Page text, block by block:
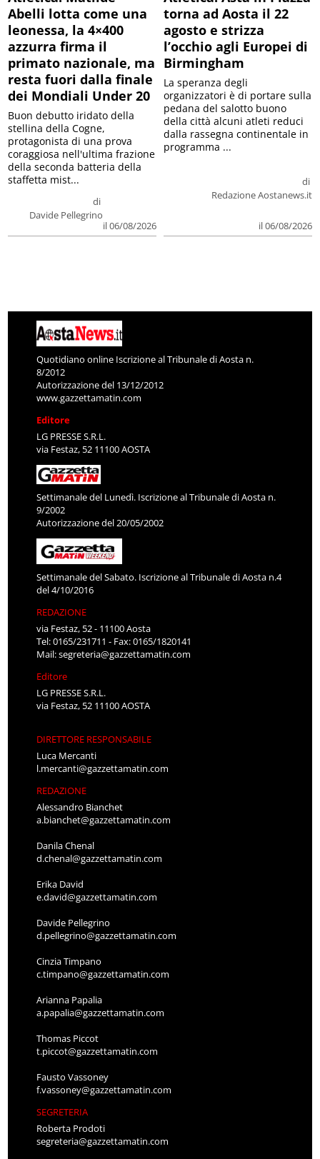
Abelli lotta come una
leonessa, la 4×400
azzurra firma il
primato nazionale, ma
resta fuori dalla finale
dei Mondiali Under 20
di
Davide Pellegrino
il 06/08/2026
Buon debutto iridato della
stellina della Cogne,
protagonista di una prova
coraggiosa nell'ultima frazione
della seconda batteria della
staffetta mist...
torna ad Aosta il 22
agosto e strizza
l’occhio agli Europei di
Birmingham
di
Redazione Aostanews.it
il 06/08/2026
La speranza degli
organizzatori è di portare sulla
pedana del salotto buono
della città alcuni atleti reduci
dalla rassegna continentale in
programma ...
Quotidiano online Iscrizione al Tribunale di Aosta n.
8/2012
Autorizzazione del 13/12/2012
www.gazzettamatin.com
Editore
LG PRESSE S.R.L.
via Festaz, 52 11100 AOSTA
Settimanale del Lunedì. Iscrizione al Tribunale di Aosta n.
9/2002
Autorizzazione del 20/05/2002
Settimanale del Sabato. Iscrizione al Tribunale di Aosta n.4
del 4/10/2016
REDAZIONE
via Festaz, 52 - 11100 Aosta
Tel: 0165/231711 - Fax: 0165/1820141
Mail:segreteria@gazzettamatin.com
Editore
LG PRESSE S.R.L.
via Festaz, 52 11100 AOSTA
DIRETTORE RESPONSABILE
Luca Mercanti
l.mercanti@gazzettamatin.com
REDAZIONE
Alessandro Bianchet
a.bianchet@gazzettamatin.com
Danila Chenal
d.chenal@gazzettamatin.com
Erika David
e.david@gazzettamatin.com
Davide Pellegrino
d.pellegrino@gazzettamatin.com
Cinzia Timpano
c.timpano@gazzettamatin.com
Arianna Papalia
a.papalia@gazzettamatin.com
Thomas Piccot
t.piccot@gazzettamatin.com
Fausto Vassoney
f.vassoney@gazzettamatin.com
SEGRETERIA
Roberta Prodoti
segreteria@gazzettamatin.com